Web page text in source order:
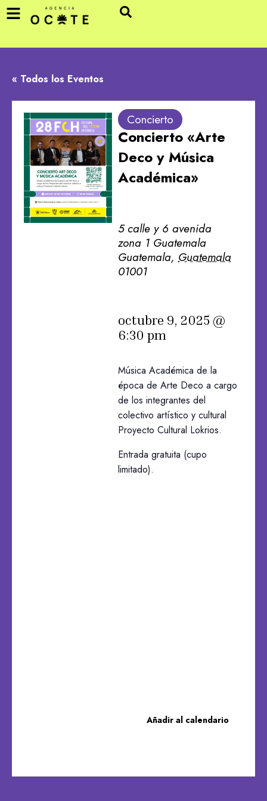
« Todos los Eventos
Concierto
Concierto «Arte
Deco y Música
Académica»
5 calle y 6 avenida
zona 1 Guatemala
Guatemala, Guatemala
01001
octubre 9, 2025 @
6:30 pm
Música Académica de la
época de Arte Deco a cargo
de los integrantes del
colectivo artístico y cultural
Proyecto Cultural Lokrios.
Entrada gratuita (cupo
limitado).
Añadir al calendario